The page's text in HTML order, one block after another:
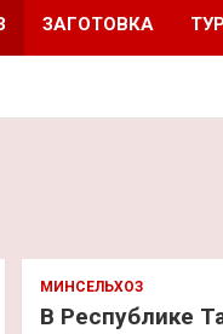
ЗАГОТОВКА
МИНСЕЛЬХОЗ
В Республике